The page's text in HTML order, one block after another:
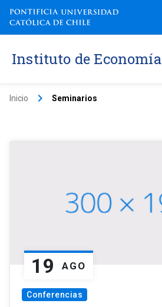
Instituto de Economía
Inicio keyboard_arrow_right Seminarios
19 AGO
Conferencias